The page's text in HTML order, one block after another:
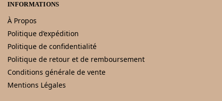
INFORMATIONS
À Propos
Politique d’expédition
Politique de confidentialité
Politique de retour et de remboursement
Conditions générale de vente
Mentions Légales